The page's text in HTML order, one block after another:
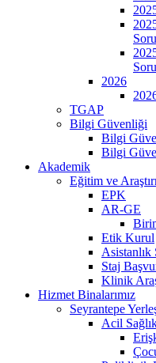
2026
TGAP
Bilgi Güvenliği
Bilgi
Bilgi
Akademik
Eğitim ve
EPK
AR-GE
Etik Kurul
Asistanlık
Staj
Klinik
Hizmet Binalarımız
Seyrantepe
Acil